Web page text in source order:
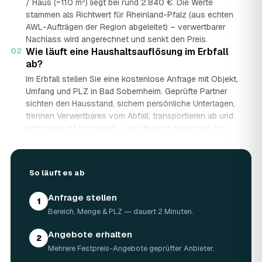
/ Haus (~110 m²) liegt bei rund 2.840 €. Die Werte
stammen als Richtwert für Rheinland-Pfalz (aus echten
AWL-Aufträgen der Region abgeleitet) – verwertbarer
Nachlass wird angerechnet und senkt den Preis.
02 Wie läuft eine Haushaltsauflösung im Erbfall
ab?
Im Erbfall stellen Sie eine kostenlose Anfrage mit Objekt,
Umfang und PLZ in Bad Sobernheim. Geprüfte Partner
sichten den Hausstand, sichern persönliche Unterlagen,
trennen Verwertbares vom Abfall, transportieren ab und
entsorgen mit Nachweis – auf Wunsch besenrein zur
entscheiden in Ruhe, gerade wenn mehrere Erben beteiligt
Werden Wertgegenstände und Antiquitäten
angerechnet?
Ja. Antiquitäten, Möbel, Schmuck und ganze Sammlungen
aus dem Nachlass werden fachkundig begutachtet und
auf den Preis angerechnet. Bei wertvollem Hausstand
kann die Haushaltsauflösung in Bad Sobernheim dadurch
nahezu kostenneutral werden – in Einzelfällen bis hin zu
So läuft es ab
1 Anfrage stellen
Bereich, Menge & PLZ — dauert 2 Minuten.
2 Angebote erhalten
Mehrere Festpreis-Angebote geprüfter Anbieter.